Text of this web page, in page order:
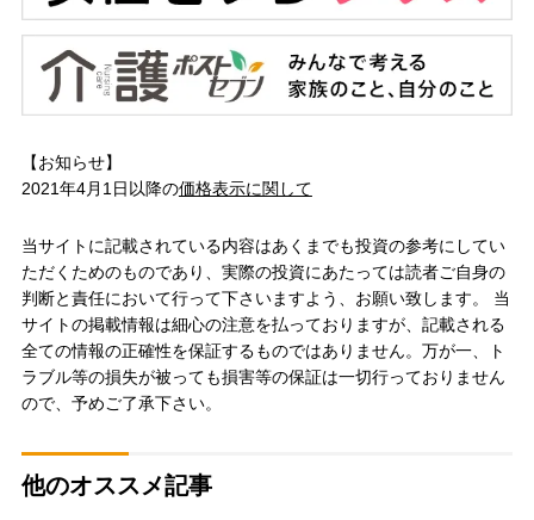
【お知らせ】
2021年4月1日以降の価格表示に関して
当サイトに記載されている内容はあくまでも投資の参考にしてい
ただくためのものであり、実際の投資にあたっては読者ご自身の
判断と責任において行って下さいますよう、お願い致します。 当
サイトの掲載情報は細心の注意を払っておりますが、記載される
全ての情報の正確性を保証するものではありません。万が一、ト
ラブル等の損失が被っても損害等の保証は一切行っておりません
ので、予めご了承下さい。
他のオススメ記事